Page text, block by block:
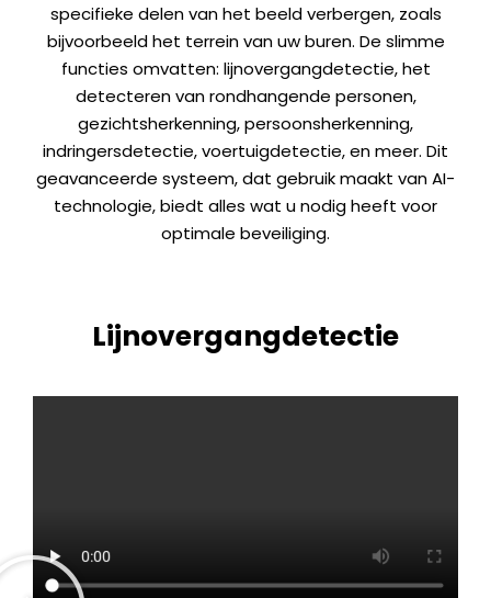
specifieke delen van het beeld verbergen, zoals
bijvoorbeeld het terrein van uw buren. De slimme
functies omvatten: lijnovergangdetectie, het
detecteren van rondhangende personen,
gezichtsherkenning, persoonsherkenning,
indringersdetectie, voertuigdetectie, en meer. Dit
geavanceerde systeem, dat gebruik maakt van AI-
technologie, biedt alles wat u nodig heeft voor
optimale beveiliging.
Lijnovergangdetectie